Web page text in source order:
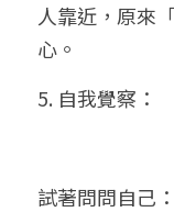
人靠近，原來
心。
5. 自我覺察：
試著問問自己：